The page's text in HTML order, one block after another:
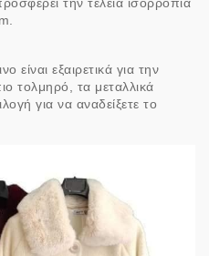
είναι εξαιρετικά για την
τολμηρό, τα μεταλλικά
για να αναδείξετε το